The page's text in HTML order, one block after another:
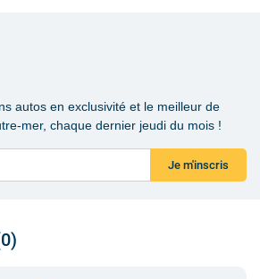
autos en exclusivité et le meilleur de
mer, chaque dernier jeudi du mois !
Je m'inscris